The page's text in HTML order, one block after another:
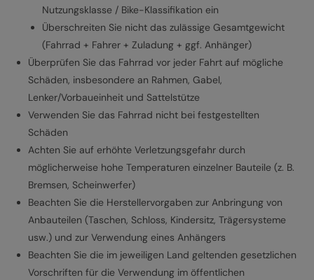
Nutzungsklasse / Bike-Klassifikation ein
Überschreiten Sie nicht das zulässige Gesamtgewicht
(Fahrrad + Fahrer + Zuladung + ggf. Anhänger)
Überprüfen Sie das Fahrrad vor jeder Fahrt auf mögliche
Schäden, insbesondere an Rahmen, Gabel,
Lenker/Vorbaueinheit und Sattelstütze
Verwenden Sie das Fahrrad nicht bei festgestellten
Schäden
Achten Sie auf erhöhte Verletzungsgefahr durch
möglicherweise hohe Temperaturen einzelner Bauteile (z. B.
Bremsen, Scheinwerfer)
Beachten Sie die Herstellervorgaben zur Anbringung von
Anbauteilen (Taschen, Schloss, Kindersitz, Trägersysteme
usw.) und zur Verwendung eines Anhängers
Beachten Sie die im jeweiligen Land geltenden gesetzlichen
Vorschriften für die Verwendung im öffentlichen